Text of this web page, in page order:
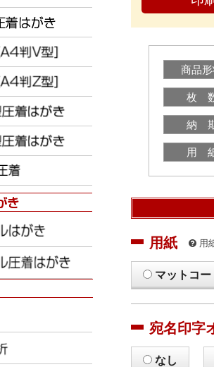
商品
枚
納
用
用紙 用
マットコー
宛名印字
なし